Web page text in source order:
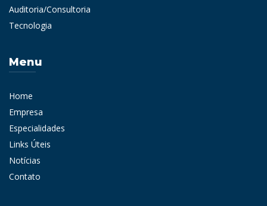
Auditoria/Consultoria
Tecnologia
Menu
Home
Empresa
Especialidades
Links Úteis
Notícias
Contato